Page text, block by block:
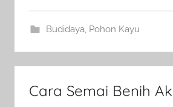
Budidaya, Pohon Kayu
Cara Semai Benih